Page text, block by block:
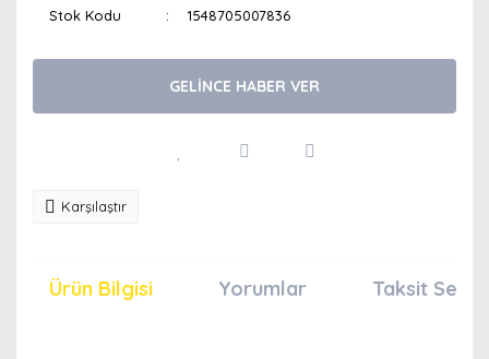
Stok Kodu 1548705007836
GELİNCE HABER VER
Karşılaştır
Ürün Bilgisi Yorumlar Taksit